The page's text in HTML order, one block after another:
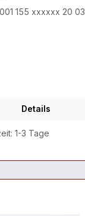
001 155 xxxxxx 20
Details
1-3 Tage